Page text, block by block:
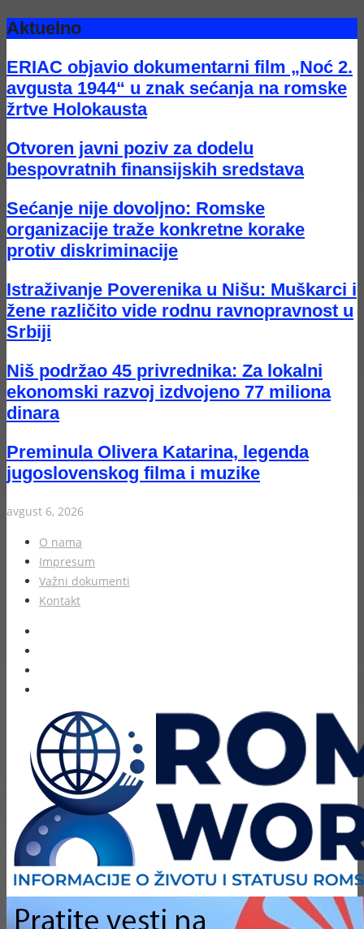
Aktuelno
ERIAC objavio dokumentarni film „Noć 2.
avgusta 1944“ u znak sećanja na romske
žrtve Holokausta
Otvoren javni poziv za dodelu
bespovratnih finansijskih sredstava
Sećanje nije dovoljno: Romske
organizacije traže konkretne korake
protiv diskriminacije
Istraživanje Poverenika u Nišu: Muškarci i
žene različito vide rodnu ravnopravnost u
Srbiji
Niš podržao 45 privrednika: Za lokalni
ekonomski razvoj izdvojeno 77 miliona
dinara
Preminula Olivera Katarina, legenda
jugoslovenskog filma i muzike
avgust 6, 2026
O nama
Impresum
Važni dokumenti
Kontakt